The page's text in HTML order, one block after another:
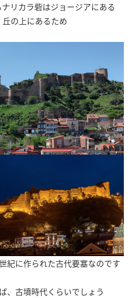
リカラ砦はジョージアにある
の上にあるため
紀に作られた古代要塞なのです
、古墳時代くらいでしょう